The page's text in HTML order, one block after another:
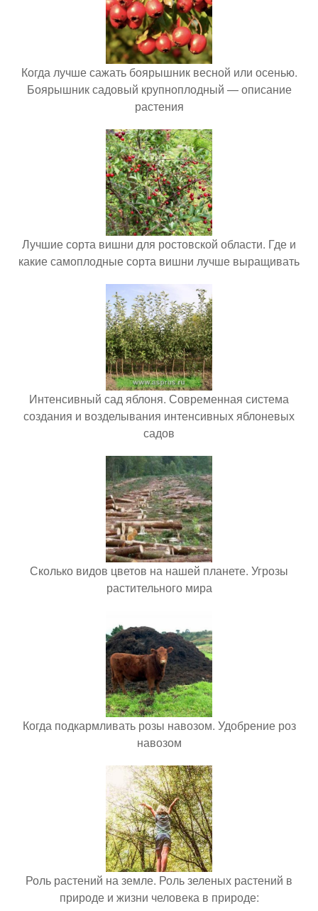
Когда лучше сажать боярышник весной или осенью.
Боярышник садовый крупноплодный — описание
растения
Лучшие сорта вишни для ростовской области. Где и
какие самоплодные сорта вишни лучше выращивать
Интенсивный сад яблоня. Современная система
создания и возделывания интенсивных яблоневых
садов
Сколько видов цветов на нашей планете. Угрозы
растительного мира
Когда подкармливать розы навозом. Удобрение роз
навозом
Роль растений на земле. Роль зеленых растений в
природе и жизни человека в природе: